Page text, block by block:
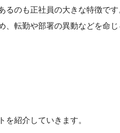
るのも正社員の大きな特徴で
、転勤や部署の異動などを命
紹介していきます。